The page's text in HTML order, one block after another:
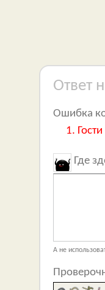
Ответ
Ошибка
Где
А не